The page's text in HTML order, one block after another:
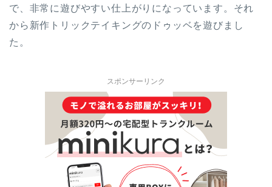
で、非常に遊びやすい仕上がりになっています。それ
から新作トリックテイキングのドゥッベを遊びまし
た。
スポンサーリンク